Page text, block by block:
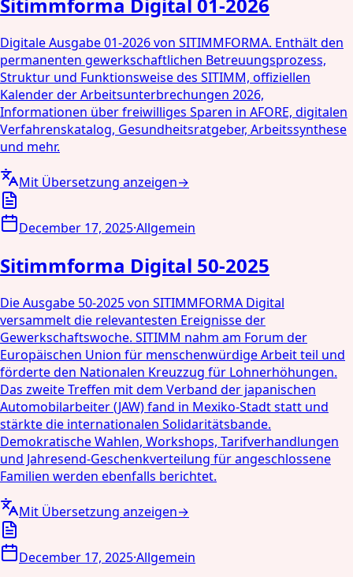
Sitimmforma Digital 01-2026
Digitale Ausgabe 01-2026 von SITIMMFORMA. Enthält den
permanenten gewerkschaftlichen Betreuungsprozess,
Struktur und Funktionsweise des SITIMM, offiziellen
Kalender der Arbeitsunterbrechungen 2026,
Informationen über freiwilliges Sparen in AFORE, digitalen
Verfahrenskatalog, Gesundheitsratgeber, Arbeitssynthese
und mehr.
Mit Übersetzung anzeigen→
December 17, 2025·Allgemein
Sitimmforma Digital 50-2025
Die Ausgabe 50-2025 von SITIMMFORMA Digital
versammelt die relevantesten Ereignisse der
Gewerkschaftswoche. SITIMM nahm am Forum der
Europäischen Union für menschenwürdige Arbeit teil und
förderte den Nationalen Kreuzzug für Lohnerhöhungen.
Das zweite Treffen mit dem Verband der japanischen
Automobilarbeiter (JAW) fand in Mexiko-Stadt statt und
stärkte die internationalen Solidaritätsbande.
Demokratische Wahlen, Workshops, Tarifverhandlungen
und Jahresend-Geschenkverteilung für angeschlossene
Familien werden ebenfalls berichtet.
Mit Übersetzung anzeigen→
December 17, 2025·Allgemein